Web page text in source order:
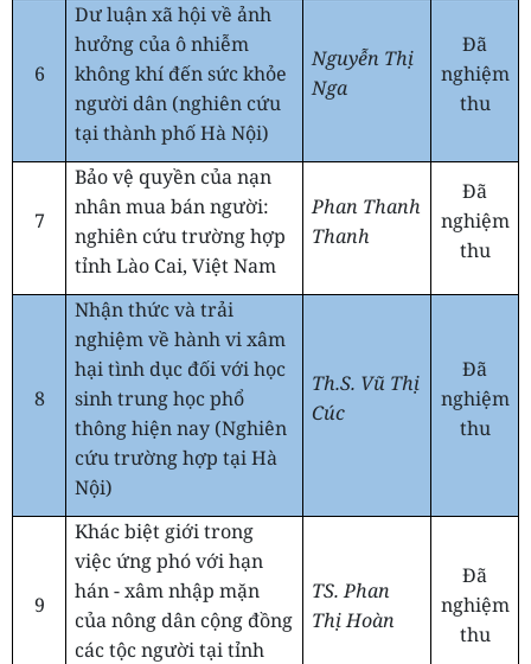
6
Dư luận xã hội về ảnh
hưởng của ô nhiễm
không khí đến sức khỏe
người dân (nghiên cứu
tại thành phố Hà Nội)
Nguyễn Thị
Nga
Đã
nghiệm
thu
7
Bảo vệ quyền của nạn
nhân mua bán người:
nghiên cứu trường hợp
tỉnh Lào Cai, Việt Nam
Phan Thanh
Thanh
Đã
nghiệm
thu
8
Nhận thức và trải
nghiệm về hành vi xâm
hại tình dục đối với học
sinh trung học phổ
thông hiện nay (Nghiên
cứu trường hợp tại Hà
Nội)
Th.S. Vũ Thị
Cúc
Đã
nghiệm
thu
9
Khác biệt giới trong
việc ứng phó với hạn
hán - xâm nhập mặn
của nông dân cộng đồng
các tộc người tại tỉnh
TS. Phan
Thị Hoàn
Đã
nghiệm
thu